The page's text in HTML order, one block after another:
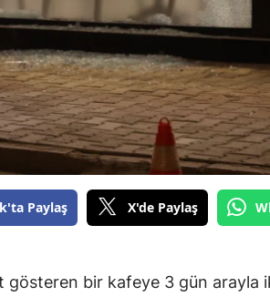
Paylaş X'de Paylaş
gösteren bir kafeye 3 gün arayla